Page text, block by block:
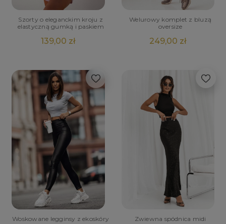
Szorty o eleganckim kroju z
elastyczną gumką i paskiem
139,00 zł
Welurowy komplet z bluzą
oversize
249,00 zł
Woskowane legginsy z ekoskóry Zwiewna spódnica midi